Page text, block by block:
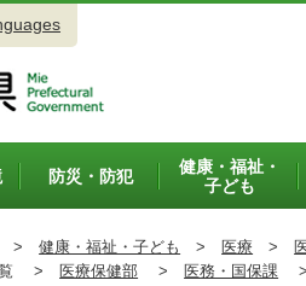
防災・防犯
健康・福祉・
子ども
> 健康・福祉・子ども > 医療 >
覧 > 医療保健部 > 医務・国保課 >